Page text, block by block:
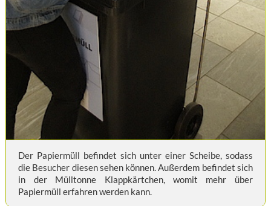
Der Papiermüll befindet sich unter einer Scheibe, sodass
die Besucher diesen sehen können. Außerdem befindet sich
in der Mülltonne Klappkärtchen, womit mehr über
Papiermüll erfahren werden kann.